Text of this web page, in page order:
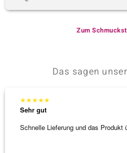
Zum
Das sagen
★★★★★
Sehr gut
Schnelle Lieferung und das Produkt